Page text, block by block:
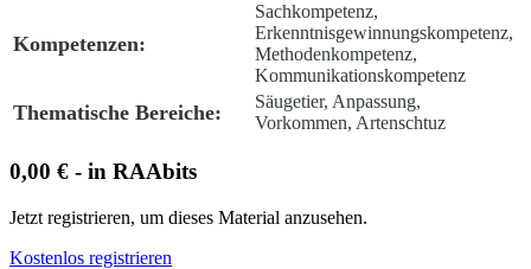
Kompetenzen:
Sachkompetenz,
Erkenntnisgewinnungskompetenz,
Methodenkompetenz,
Kommunikationskompetenz
Thematische Bereiche:
Säugetier, Anpassung,
Vorkommen, Artenschtuz
0,00 € - in RAAbits
Jetzt registrieren, um dieses Material anzusehen.
Kostenlos registrieren